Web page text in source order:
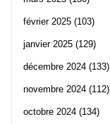
février 2025 (103)
janvier 2025 (129)
décembre 2024 (133)
novembre 2024 (112)
octobre 2024 (134)